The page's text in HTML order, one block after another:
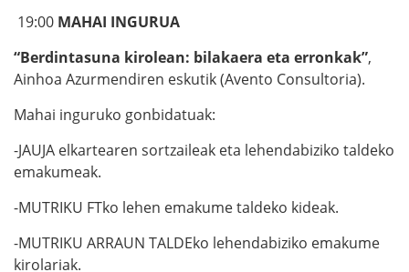
19:00 MAHAI INGURUA
“Berdintasuna kirolean: bilakaera eta erronkak”,
Ainhoa Azurmendiren eskutik (Avento Consultoria).
Mahai inguruko gonbidatuak:
-JAUJA elkartearen sortzaileak eta lehendabiziko taldeko
emakumeak.
-MUTRIKU FTko lehen emakume taldeko kideak.
-MUTRIKU ARRAUN TALDEko lehendabiziko emakume
kirolariak.